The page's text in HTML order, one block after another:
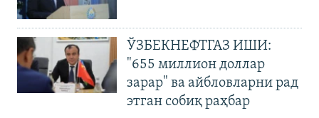
ЎЗБЕКНЕФТГАЗ ИШИ:
"655 миллион доллар
зарар" ва айбловларни рад
этган собиқ раҳбар